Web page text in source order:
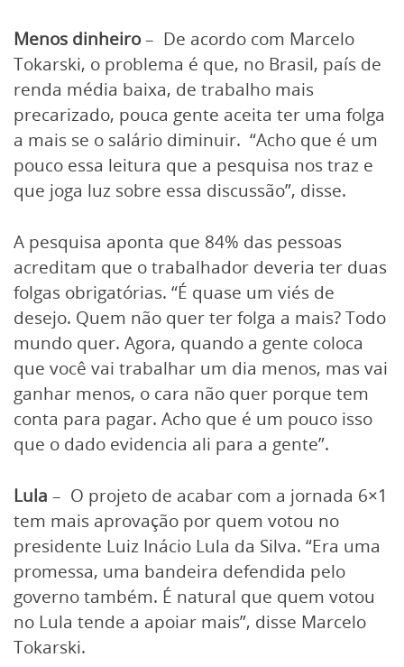
Menos dinheiro– De acordo com Marcelo
Tokarski, o problema é que, no Brasil, país de
renda média baixa, de trabalho mais
precarizado, pouca gente aceita ter uma folga
a mais se o salário diminuir. “Acho que é um
pouco essa leitura que a pesquisa nos traz e
que joga luz sobre essa discussão”, disse.
A pesquisa aponta que 84% das pessoas
acreditam que o trabalhador deveria ter duas
folgas obrigatórias. “É quase um viés de
desejo. Quem não quer ter folga a mais? Todo
mundo quer. Agora, quando a gente coloca
que você vai trabalhar um dia menos, mas vai
ganhar menos, o cara não quer porque tem
conta para pagar. Acho que é um pouco isso
que o dado evidencia ali para a gente”.
Lula – O projeto de acabar com a jornada 6×1
tem mais aprovação por quem votou no
presidente Luiz Inácio Lula da Silva. “Era uma
promessa, uma bandeira defendida pelo
governo também. É natural que quem votou
no Lula tende a apoiar mais”, disse Marcelo
Tokarski.